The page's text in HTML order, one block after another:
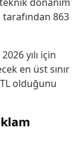
863
yılı için
en üst sınır
olduğunu